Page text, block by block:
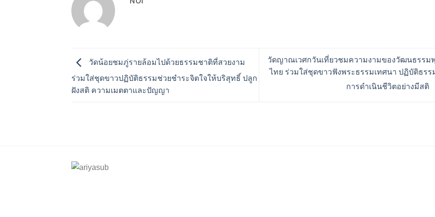
วัดน้อยชมภู่รายล้อมไปด้วยธรรมชาติที่สวยงาม
ร่วมใส่ชุดขาวปฏิบัติธรรมช่วยชำระจิตใจให้บริสุทธิ์ ปลูก
ฝังสติ ความเมตตาและปัญญา
วัดญาณเวศกวันเที่ยวชมความงามของวัฒนธรรม
ไทย ร่วมใส่ชุดขาวฟังพระธรรมเทศนา ปฏิบัติธรร
การดำเนินชีวิตอย่างมีสติ